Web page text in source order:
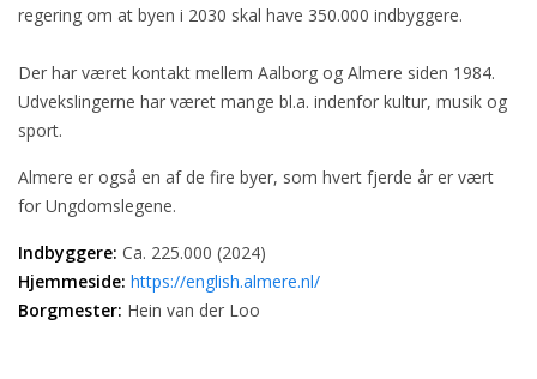
regering om at byen i 2030 skal have 350.000 indbyggere.
Der har været kontakt mellem Aalborg og Almere siden 1984.
Udvekslingerne har været mange bl.a. indenfor kultur, musik og
sport.
Almere er også en af de fire byer, som hvert fjerde år er vært
for Ungdomslegene.
Indbyggere: Ca. 225.000 (2024)
Hjemmeside: https://english.almere.nl/
Borgmester: Hein van der Loo